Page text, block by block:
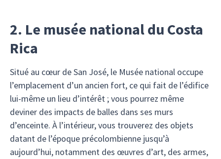
2. Le musée national du Costa
Rica
Situé au cœur de San José, le Musée national occupe
l’emplacement d’un ancien fort, ce qui fait de l’édifice
lui-même un lieu d’intérêt ; vous pourrez même
deviner des impacts de balles dans ses murs
d’enceinte. À l’intérieur, vous trouverez des objets
datant de l’époque précolombienne jusqu’à
aujourd’hui, notamment des œuvres d’art, des armes,